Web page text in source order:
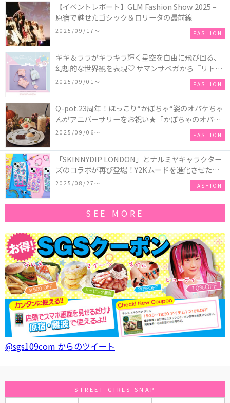
【イベントレポート】GLM Fashion Show 2025 –
原宿で魅せたゴシック＆ロリータの最前線
2025/09/17〜 FASHION
キキ＆ララがキラキラ輝く星空を自由に飛び回る、
幻想的な世界観を表現♡ サマンサベガから『リトル
ツインスターズ』50周年アニバーサリーイヤー』を
2025/09/01〜 FASHION
Q-pot.23周年！ほっこり“かぼちゃ“姿のオバケちゃ
んがアニバーサリーをお祝い★「かぼちゃのオバケ
ーキアクセサリー」が新発売！Q-pot CAFE.では
「かぼちゃのオバケーキプレート」も登場
2025/09/06〜 FASHION
「SKINNYDIP LONDON」とナルミヤキャラクター
ズのコラボが再び登場！Y2Kムードを進化させた新
作コレクションを発売♪
2025/08/27〜 FASHION
SEE MORE
@sgs109com からのツイート
STREET GIRLS SNAP